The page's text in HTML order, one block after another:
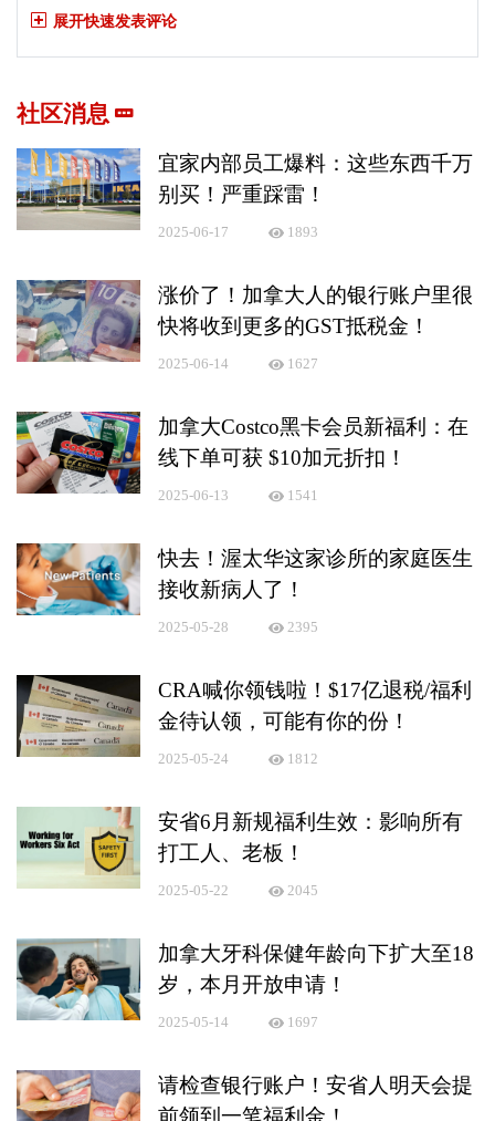
展开快速发表评论
社区消息
宜家内部员工爆料：这些东西千万
别买！严重踩雷！
2025-06-17 1893
涨价了！加拿大人的银行账户里很
快将收到更多的GST抵税金！
2025-06-14 1627
加拿大Costco黑卡会员新福利：在
线下单可获 $10加元折扣！
2025-06-13 1541
快去！渥太华这家诊所的家庭医生
接收新病人了！
2025-05-28 2395
CRA喊你领钱啦！$17亿退税/福利
金待认领，可能有你的份！
2025-05-24 1812
安省6月新规福利生效：影响所有
打工人、老板！
2025-05-22 2045
加拿大牙科保健年龄向下扩大至18
岁，本月开放申请！
2025-05-14 1697
请检查银行账户！安省人明天会提
前领到一笔福利金！